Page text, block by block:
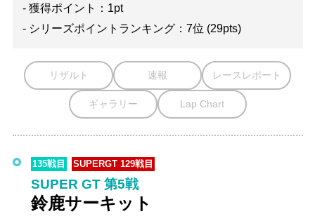
- 獲得ポイント：1pt
- シリーズポイントランキング：7位 (29pts)
リザルト 速報 レースレポート
ギャラリー Lap Chart
135戦目 SUPERGT 129戦目
SUPER GT 第5戦
鈴鹿サーキット